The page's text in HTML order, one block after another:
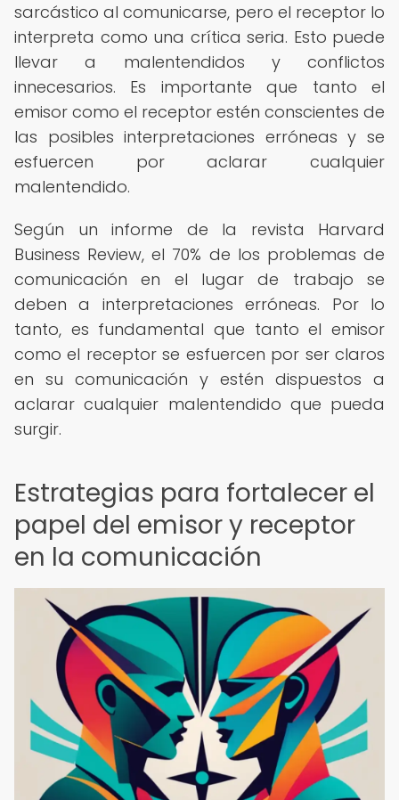
sarcástico al comunicarse, pero el receptor lo
interpreta como una crítica seria. Esto puede
llevar a malentendidos y conflictos
innecesarios. Es importante que tanto el
emisor como el receptor estén conscientes de
las posibles interpretaciones erróneas y se
esfuercen por aclarar cualquier
malentendido.
Según un informe de la revista Harvard
Business Review, el 70% de los problemas de
comunicación en el lugar de trabajo se
deben a interpretaciones erróneas. Por lo
tanto, es fundamental que tanto el emisor
como el receptor se esfuercen por ser claros
en su comunicación y estén dispuestos a
aclarar cualquier malentendido que pueda
surgir.
Estrategias para fortalecer el
papel del emisor y receptor
en la comunicación